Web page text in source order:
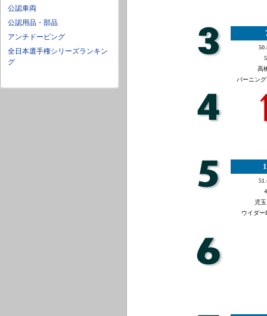
公認車両
公認用品・部品
アンチドーピング
全日本選手権シリーズランキン
グ
高
バーニン
児
ウイダー